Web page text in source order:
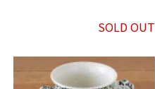
SOLD OUT